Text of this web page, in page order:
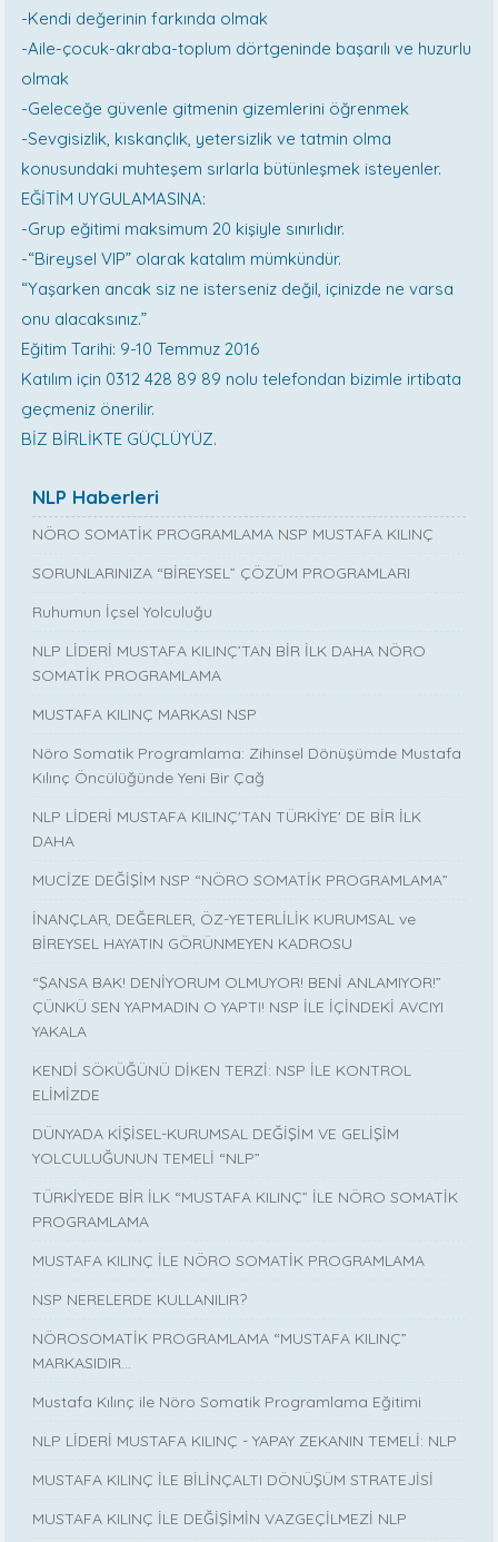
-Kendi değerinin farkında olmak
-Aile-çocuk-akraba-toplum dörtgeninde başarılı ve huzurlu
olmak
-Geleceğe güvenle gitmenin gizemlerini öğrenmek
-Sevgisizlik, kıskançlık, yetersizlik ve tatmin olma
konusundaki muhteşem sırlarla bütünleşmek isteyenler.
EĞİTİM UYGULAMASINA:
-Grup eğitimi maksimum 20 kişiyle sınırlıdır.
-“Bireysel VIP” olarak katalım mümkündür.
“Yaşarken ancak siz ne isterseniz değil, içinizde ne varsa
onu alacaksınız.”
Eğitim Tarihi: 9-10 Temmuz 2016
Katılım için 0312 428 89 89 nolu telefondan bizimle irtibata
geçmeniz önerilir.
BİZ BİRLİKTE GÜÇLÜYÜZ.
NLP Haberleri
NÖRO SOMATİK PROGRAMLAMA NSP MUSTAFA KILINÇ
SORUNLARINIZA “BİREYSEL” ÇÖZÜM PROGRAMLARI
Ruhumun İçsel Yolculuğu
NLP LİDERİ MUSTAFA KILINÇ’TAN BİR İLK DAHA NÖRO
SOMATİK PROGRAMLAMA
MUSTAFA KILINÇ MARKASI NSP
Nöro Somatik Programlama: Zihinsel Dönüşümde Mustafa
Kılınç Öncülüğünde Yeni Bir Çağ
NLP LİDERİ MUSTAFA KILINÇ'TAN TÜRKİYE' DE BİR İLK
DAHA
MUCİZE DEĞİŞİM NSP “NÖRO SOMATİK PROGRAMLAMA”
İNANÇLAR, DEĞERLER, ÖZ-YETERLİLİK KURUMSAL ve
BİREYSEL HAYATIN GÖRÜNMEYEN KADROSU
“ŞANSA BAK! DENİYORUM OLMUYOR! BENİ ANLAMIYOR!”
ÇÜNKÜ SEN YAPMADIN O YAPTI! NSP İLE İÇİNDEKİ AVCIYI
YAKALA
KENDİ SÖKÜĞÜNÜ DİKEN TERZİ: NSP İLE KONTROL
ELİMİZDE
DÜNYADA KİŞİSEL-KURUMSAL DEĞİŞİM VE GELİŞİM
YOLCULUĞUNUN TEMELİ “NLP”
TÜRKİYEDE BİR İLK “MUSTAFA KILINÇ” İLE NÖRO SOMATİK
PROGRAMLAMA
MUSTAFA KILINÇ İLE NÖRO SOMATİK PROGRAMLAMA
NSP NERELERDE KULLANILIR?
NÖROSOMATİK PROGRAMLAMA “MUSTAFA KILINÇ”
MARKASIDIR…
Mustafa Kılınç ile Nöro Somatik Programlama Eğitimi
NLP LİDERİ MUSTAFA KILINÇ - YAPAY ZEKANIN TEMELİ: NLP
MUSTAFA KILINÇ İLE BİLİNÇALTI DÖNÜŞÜM STRATEJİSİ
MUSTAFA KILINÇ İLE DEĞİŞİMİN VAZGEÇİLMEZİ NLP